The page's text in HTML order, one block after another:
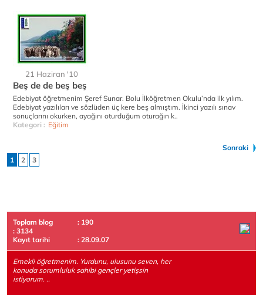
21 Haziran '10
Beş de de beş beş
Edebiyat öğretmenim Şeref Sunar. Bolu İlköğretmen Okulu’nda ilk yılım.
Edebiyat yazılıları ve sözlüden üç kere beş almıştım. İkinci yazılı sınav
sonuçlarını okurken, ayağını oturduğum oturağın k..
Kategori : Eğitim
Sonraki
1
2 3
Toplam blog
: 190
: 3134
Kayıt tarihi
: 28.09.07
Emekli öğretmenim. Yurdunu, ulusunu seven, her
konuda sorumluluk sahibi gençler yetişsin
istiyorum. ..